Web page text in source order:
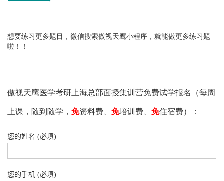
想要练习更多题目，微信搜索傲视天鹰小程序，就能做更多练习题
啦！！
傲视天鹰医学考研上海总部面授集训营免费试学报名（每周
上课，随到随学， 免资料费、 免培训费、 免住宿费）：
您的姓名 (必填)
您的手机 (必填)